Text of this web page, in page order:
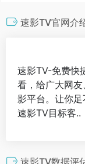
速影TV官网介
速影TV-免费快
看，给广大网
影平台。让你足
速影TV目标客..
速影TV数据评